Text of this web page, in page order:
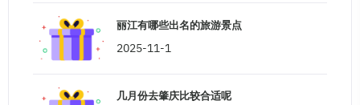
丽江有哪些出名的旅游景点
2025-11-1
几月份去肇庆比较合适呢